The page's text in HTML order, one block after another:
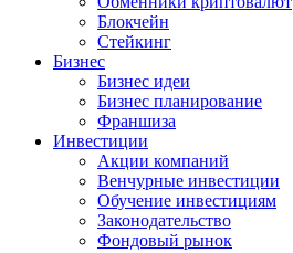
Блокчейн
Стейкинг
Бизнес
Бизнес идеи
Бизнес планирование
Франшиза
Инвестиции
Акции компаний
Венчурные инвестиции
Обучение инвестициям
Законодательство
Фондовый рынок